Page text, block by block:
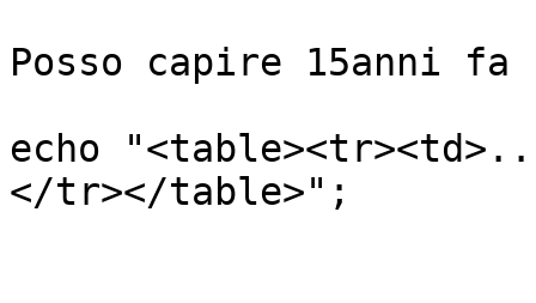
Posso capire 15anni fa
echo
</tr></table>";